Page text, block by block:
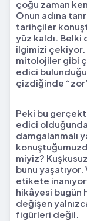
çoğu zaman
Onun adına
tarihçiler
yüz kaldı. Belki
ilgimizi
mitolojiler gibi
edici
çizdiğinde
Peki bu
edici
damgalanmalı
miyiz?
bunu
etikete
hikâyesi bugün
değişen
figürleri değil.